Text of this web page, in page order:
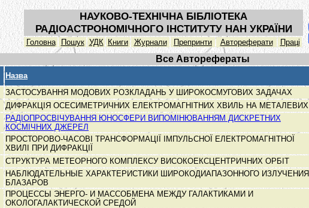
НАУКОВО-ТЕХНІЧНА БІБЛІОТЕКА
РАДІОАСТРОНОМІЧНОГО ІНСТИТУТУ НАН УКРАЇНИ
Головна Пошук УДК Книги Журнали Препринти Автореферати Праці
Все Авторефераты
Назва
ЗАСТОСУВАННЯ МОДОВИХ РОЗКЛАДАНЬ У ШИРОКОСМУГОВИХ ЗАДАЧАХ
ДИФРАКЦІЯ ОСЕСИМЕТРИЧНИХ ЕЛЕКТРОМАГНІТНИХ ХВИЛЬ НА МЕТАЛЕВИХ
РАДІОПРОСВІЧУВАННЯ ЮНОСФЕРИ ВИПОМІНЮВАННЯМ ДИСКРЕТНИХ
КОСМІЧНИХ ДЖЕРЕЛ
ПРОСТОРОВО-ЧАСОВІ ТРАНСФОРМАЦІЇ ІМПУЛЬСНОЇ ЕЛЕКТРОМАГНІТНОЇ
ХВИЛІ ПРИ ДИФРАКЦІЇ
СТРУКТУРА МЕТЕОРНОГО КОМПЛЕКСУ ВИСОКОЕКСЦЕНТРИЧНИХ ОРБІТ
НАБЛЮДАТЕЛЬНЫЕ ХАРАКТЕРИСТИКИ ШИРОКОДИАПАЗОННОГО ИЗЛУЧЕНИЯ
БЛАЗАРОВ
ПРОЦЕССЫ ЭНЕРГО- И МАССОБМЕНА МЕЖДУ ГАЛАКТИКАМИ И
ОКОЛОГАЛАКТИЧЕСКОЙ СРЕДОЙ